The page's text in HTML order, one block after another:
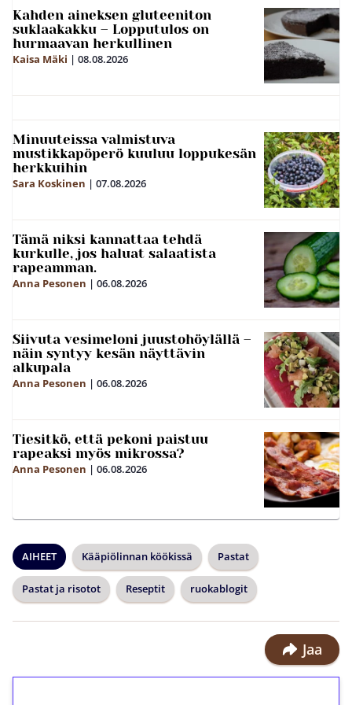
Kahden aineksen gluteeniton
suklaakakku – Lopputulos on
hurmaavan herkullinen
Kaisa Mäki | 08.08.2026
Minuuteissa valmistuva
mustikkapöperö kuuluu loppukesän
herkkuihin
Sara Koskinen | 07.08.2026
Tämä niksi kannattaa tehdä
kurkulle, jos haluat salaatista
rapeamman.
Anna Pesonen | 06.08.2026
Siivuta vesimeloni juustohöylällä –
näin syntyy kesän näyttävin
alkupala
Anna Pesonen | 06.08.2026
Tiesitkö, että pekoni paistuu
rapeaksi myös mikrossa?
Anna Pesonen | 06.08.2026
AIHEET Kääpiölinnan köökissä Pastat
Pastat ja risotot Reseptit ruokablogit
Jaa